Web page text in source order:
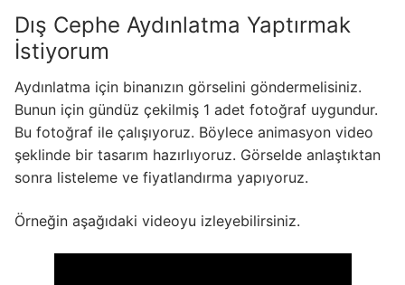
Dış Cephe Aydınlatma Yaptırmak
İstiyorum
Aydınlatma için binanızın görselini göndermelisiniz.
Bunun için gündüz çekilmiş 1 adet fotoğraf uygundur.
Bu fotoğraf ile çalışıyoruz. Böylece animasyon video
şeklinde bir tasarım hazırlıyoruz. Görselde anlaştıktan
sonra listeleme ve fiyatlandırma yapıyoruz.
Örneğin aşağıdaki videoyu izleyebilirsiniz.